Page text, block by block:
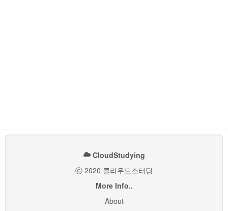
CloudStudying
ⓒ 2020 클라우드스터딩
More Info..
About